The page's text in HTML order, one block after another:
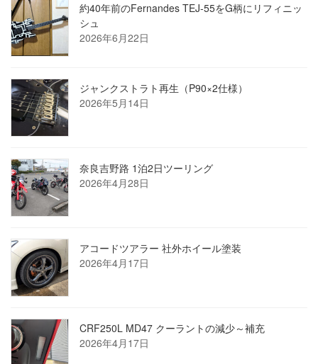
約40年前のFernandes TEJ-55をG柄にリフィニッ
シュ
2026年6月22日
ジャンクストラト再生（P90×2仕様）
2026年5月14日
奈良吉野路 1泊2日ツーリング
2026年4月28日
アコードツアラー 社外ホイール塗装
2026年4月17日
CRF250L MD47 クーラントの減少～補充
2026年4月17日